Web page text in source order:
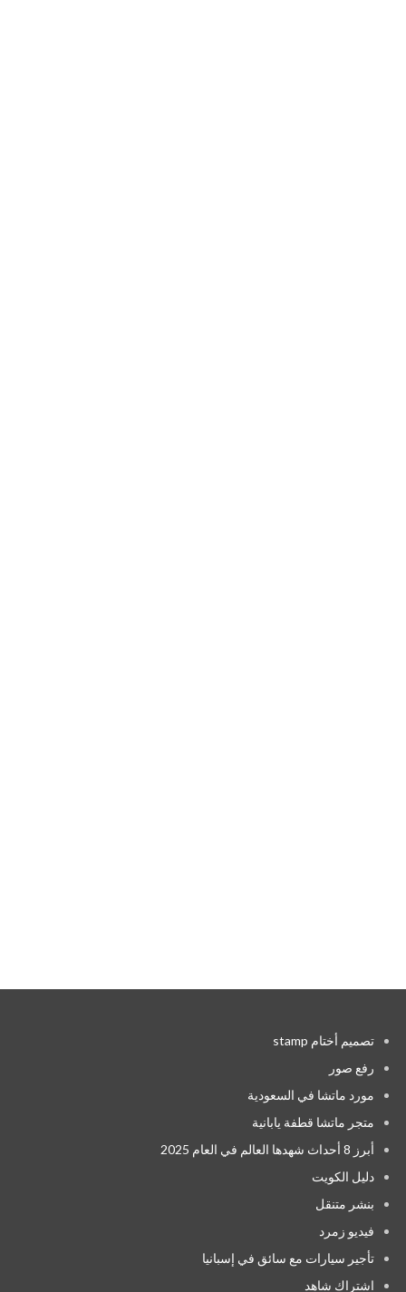
تصميم أختام stamp
رفع صور
مورد ماتشا في السعودية
متجر ماتشا قطفة يابانية
أبرز 8 أحداث شهدها العالم في العام 2025
دليل الكويت
بنشر متنقل
فيديو زمرد
تأجير سيارات مع سائق في إسبانيا
اشتراك شاهد